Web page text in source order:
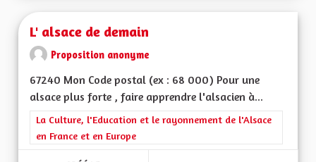
L' alsace de demain
Proposition anonyme
67240 Mon Code postal (ex : 68 000) Pour une
alsace plus forte , faire apprendre l'alsacien à...
Filtrer les résultats de la catégorie : La Culture, l'Education et
La Culture, l'Education et le rayonnement de l'Alsace
en France et en Europe